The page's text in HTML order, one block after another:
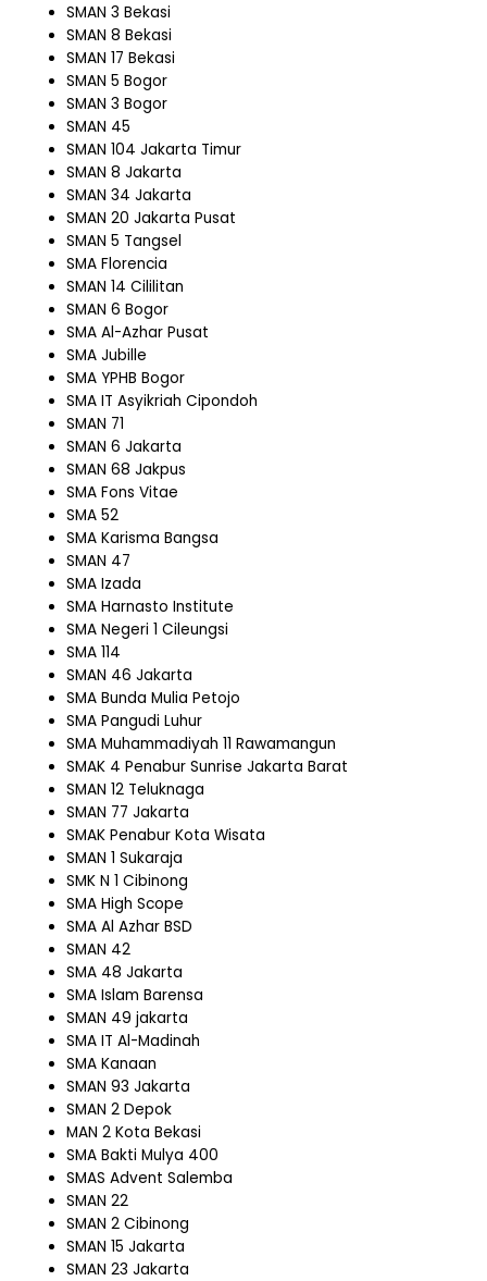
SMAN 3 Bekasi
SMAN 8 Bekasi
SMAN 17 Bekasi
SMAN 5 Bogor
SMAN 3 Bogor
SMAN 45
SMAN 104 Jakarta Timur
SMAN 8 Jakarta
SMAN 34 Jakarta
SMAN 20 Jakarta Pusat
SMAN 5 Tangsel
SMA Florencia
SMAN 14 Cililitan
SMAN 6 Bogor
SMA Al-Azhar Pusat
SMA Jubille
SMA YPHB Bogor
SMA IT Asyikriah Cipondoh
SMAN 71
SMAN 6 Jakarta
SMAN 68 Jakpus
SMA Fons Vitae
SMA 52
SMA Karisma Bangsa
SMAN 47
SMA Izada
SMA Harnasto Institute
SMA Negeri 1 Cileungsi
SMA 114
SMAN 46 Jakarta
SMA Bunda Mulia Petojo
SMA Pangudi Luhur
SMA Muhammadiyah 11 Rawamangun
SMAK 4 Penabur Sunrise Jakarta Barat
SMAN 12 Teluknaga
SMAN 77 Jakarta
SMAK Penabur Kota Wisata
SMAN 1 Sukaraja
SMK N 1 Cibinong
SMA High Scope
SMA Al Azhar BSD
SMAN 42
SMA 48 Jakarta
SMA Islam Barensa
SMAN 49 jakarta
SMA IT Al-Madinah
SMA Kanaan
SMAN 93 Jakarta
SMAN 2 Depok
MAN 2 Kota Bekasi
SMA Bakti Mulya 400
SMAS Advent Salemba
SMAN 22
SMAN 2 Cibinong
SMAN 15 Jakarta
SMAN 23 Jakarta